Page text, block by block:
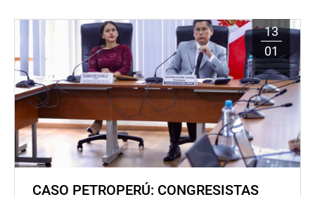
13
01
CASO PETROPERÚ: CONGRESISTAS